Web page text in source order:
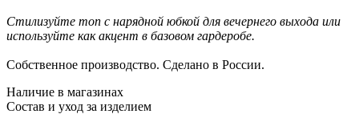
Стилизуйте топ с нарядной юбкой для вечернего выхода или
используйте как акцент в базовом гардеробе.
Собственное производство. Сделано в России.
Наличие в магазинах
Состав и уход за изделием